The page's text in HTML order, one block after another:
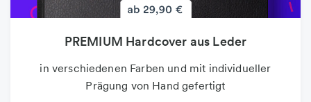
PREMIUM Hardcover aus Leder
in verschiedenen Farben und mit individueller
Prägung von Hand gefertigt
PREMIUM Hardcover aus Leder
in verschiedenen Farben und mit individueller
Prägung von Hand gefertigt
Folder & Faltblätter
Der beliebte 4-Seiter als Infoblatt oder
Wurfsendung